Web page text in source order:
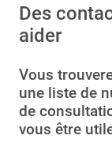
Des
aider
Vous
une liste de
de
vous être